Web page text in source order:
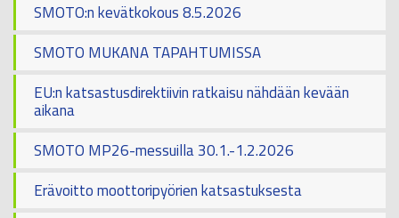
SMOTO:n kevätkokous 8.5.2026
SMOTO MUKANA TAPAHTUMISSA
EU:n katsastusdirektiivin ratkaisu nähdään kevään
aikana
SMOTO MP26-messuilla 30.1.-1.2.2026
Erävoitto moottoripyörien katsastuksesta